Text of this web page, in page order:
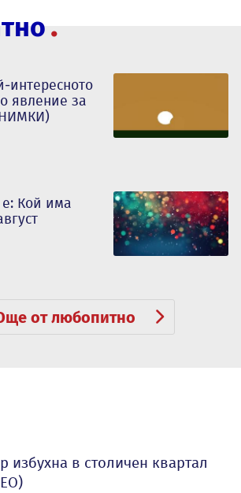
интересното
явление за
Кой има
от любопитно
избухна в столичен квартал